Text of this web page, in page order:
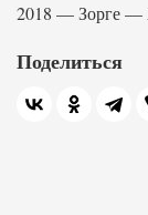
2018 — Зорге —
Поделиться